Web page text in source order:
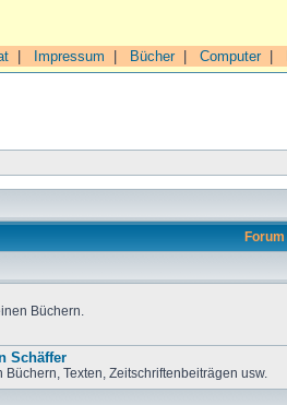
Impressum Bücher| Computer|
Forum
Büchern.
Schäffer
Texten, Zeitschriftenbeiträgen usw.